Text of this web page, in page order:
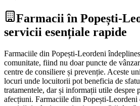
Farmacii în Popești-
servicii esențiale rapide
Farmaciile din Popești-Leordeni
comunitate, fiind nu doar puncte de
centre de consiliere și prevenție. Aceste
locuri unde locuitorii pot beneficia de
tratamentele, dar și informații utile despre
afecțiuni. Farmaciile din Popești-Leordeni